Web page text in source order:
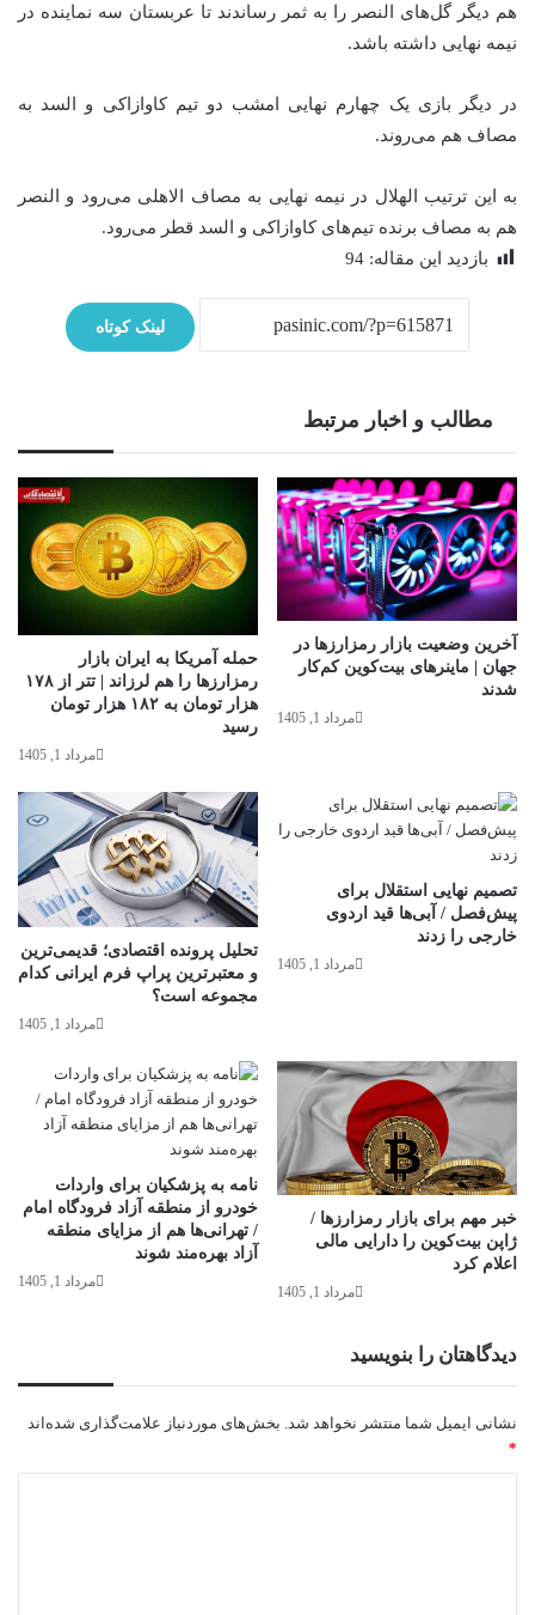
هم دیگر گل‌های النصر را به ثمر رساندند تا عربستان سه نماینده در
نیمه نهایی داشته باشد.
در دیگر بازی یک چهارم نهایی امشب دو تیم کاوازاکی و السد به
مصاف هم می‌روند.
به این ترتیب الهلال در نیمه نهایی به مصاف الاهلی می‌رود و النصر
هم به مصاف برنده تیم‌های کاوازاکی و السد قطر می‌رود.
بازدید این مقاله: 94
لینک کوتاه
مطالب و اخبار مرتبط
حمله آمریکا به ایران بازار
رمزارزها را هم لرزاند | تتر از ۱۷۸
هزار تومان به ۱۸۲ هزار تومان
رسید
مرداد 1, 1405
آخرین وضعیت بازار رمزارزها در
جهان | ماینرهای بیت‌کوین کم‌کار
شدند
مرداد 1, 1405
تحلیل پرونده اقتصادی؛ قدیمی‌ترین
و معتبرترین پراپ فرم ایرانی کدام
مجموعه است؟
مرداد 1, 1405
تصمیم نهایی استقلال برای
پیش‌فصل / آبی‌ها قید اردوی
خارجی را زدند
مرداد 1, 1405
نامه به پزشکیان برای واردات
خودرو از منطقه آزاد فرودگاه امام
/ تهرانی‌ها هم از مزایای منطقه
آزاد بهره‌مند شوند
مرداد 1, 1405
خبر مهم برای بازار رمزارزها /
ژاپن بیت‌کوین را دارایی مالی
اعلام کرد
مرداد 1, 1405
دیدگاهتان را بنویسید
نشانی ایمیل شما منتشر نخواهد شد. بخش‌های موردنیاز علامت‌گذاری شده‌اند
*